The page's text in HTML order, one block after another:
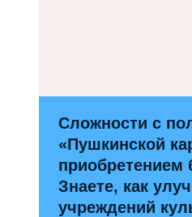
Сложности с
«Пушкинской
приобретением
Знаете, как
учреждений